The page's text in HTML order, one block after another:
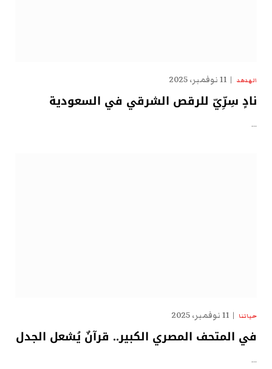
الهدهد 11 نوفمبر، 2025
نادٍ سِرِّيّ للرقص الشرقي في السعودية
…
حياتنا 11 نوفمبر، 2025
في المتحف المصري الكبير.. قرآنٌ يُشعل الجدل
…